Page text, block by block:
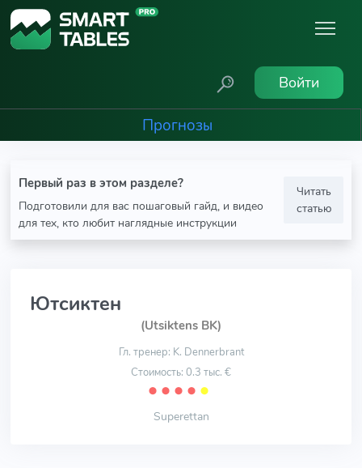
Войти
Прогнозы
Первый раз в этом разделе?
Подготовили для вас пошаговый гайд, и видео
для тех, кто любит наглядные инструкции
Читать
статью
Ютсиктен
(Utsiktens BK)
Гл. тренер: K. Dennerbrant
Стоимость: 0.3 тыс. €
⬤ ⬤ ⬤ ⬤ ⬤
Superettan